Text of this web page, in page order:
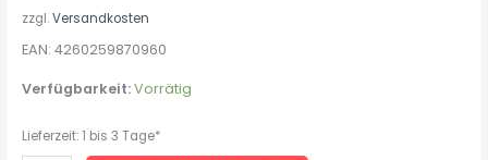
zzgl.Versandkosten
EAN: 4260259870960
Verfügbarkeit:Vorrätig
Lieferzeit:1 bis 3 Tage*